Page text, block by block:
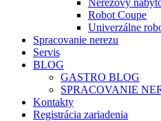
Nerezový
Robot Coupe
Univerzálne
Spracovanie nerezu
Servis
BLOG
GASTRO BLOG
SPRACOVANIE
Kontakty
Registrácia zariadenia